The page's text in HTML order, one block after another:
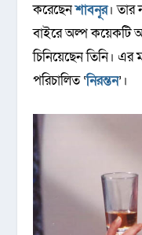
করেছেনশাবনূর। তার
বাইরে অল্প কয়েকটি
চিনিয়েছেন তিনি।
পরিচালিত ‘নিরন্তন’।